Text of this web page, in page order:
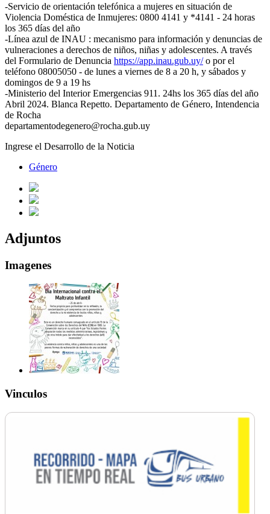
-Servicio de orientación telefónica a mujeres en situación de
Violencia Doméstica de Inmujeres: 0800 4141 y *4141 - 24 horas
los 365 días del año
-Línea azul de INAU : mecanismo para información y denuncias de
vulneraciones a derechos de niños, niñas y adolescentes. A través
del Formulario de Denuncia https://app.inau.gub.uy/ o por el
teléfono 08005050 - de lunes a viernes de 8 a 20 h, y sábados y
domingos de 9 a 19 hs
-Ministerio del Interior Emergencias 911. 24hs los 365 días del año
Abril 2024. Blanca Repetto. Departamento de Género, Intendencia
de Rocha
departamentodegenero@rocha.gub.uy
Ingrese el Desarrollo de la Noticia
Género
Adjuntos
Imagenes
Vinculos